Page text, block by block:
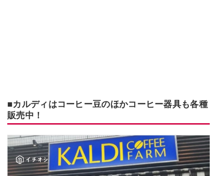
■カルディはコーヒー豆のほかコーヒー器具も各種
販売中！